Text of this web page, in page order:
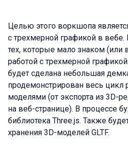
Целью этого воркшопа
с трехмерной графикой в вебе.
тех, которые мало знаком (или
работой с трехмерной
будет сделана небольшая
продемонстрирован весь
моделями (от экспорта из 3D-
на веб-странице). В процессе
библиотека Three.js. Также
хранения 3D-моделей GLTF.